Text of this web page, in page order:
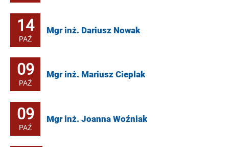
14
PAŹ
Mgr inż. Dariusz Nowak
09
PAŹ
Mgr inż. Mariusz Cieplak
09
PAŹ
Mgr inż. Joanna Woźniak